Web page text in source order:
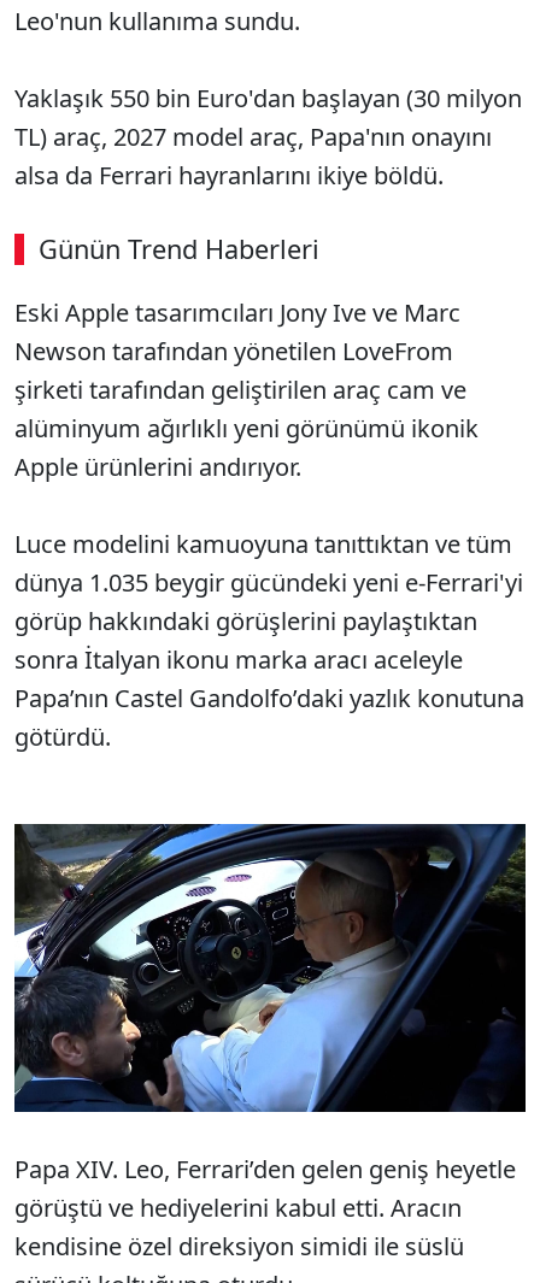
Leo'nun kullanıma sundu.
Yaklaşık 550 bin Euro'dan başlayan (30 milyon
TL) araç, 2027 model araç, Papa'nın onayını
alsa da Ferrari hayranlarını ikiye böldü.
Günün Trend Haberleri
Eski Apple tasarımcıları Jony Ive ve Marc
Newson tarafından yönetilen LoveFrom
şirketi tarafından geliştirilen araç cam ve
alüminyum ağırlıklı yeni görünümü ikonik
Apple ürünlerini andırıyor.
Luce modelini kamuoyuna tanıttıktan ve tüm
dünya 1.035 beygir gücündeki yeni e-Ferrari'yi
görüp hakkındaki görüşlerini paylaştıktan
sonra İtalyan ikonu marka aracı aceleyle
Papa’nın Castel Gandolfo’daki yazlık konutuna
götürdü.
Papa XIV. Leo, Ferrari’den gelen geniş heyetle
görüştü ve hediyelerini kabul etti. Aracın
kendisine özel direksiyon simidi ile süslü